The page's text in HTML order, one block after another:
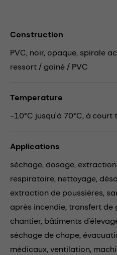
Construction
PVC, noir, opaque, spirale
ressort / gainé / PVC
Temperature
-10°C jusqu'à 70°C, à court
Applications
séchage, dosage, extraction
respiratoire, nettoyage,
extraction de poussières,
après incendie,transfert de
chantier, bâtiments
séchage de chape,
médicaux,ventilation,